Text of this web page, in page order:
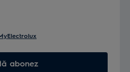
abonez